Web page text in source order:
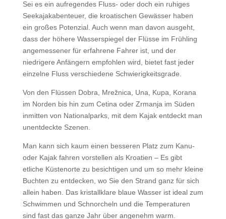
Sei es ein aufregendes Fluss- oder doch ein ruhiges
Seekajakabenteuer, die kroatischen Gewässer haben
ein großes Potenzial. Auch wenn man davon ausgeht,
dass der höhere Wasserspiegel der Flüsse im Frühling
angemessener für erfahrene Fahrer ist, und der
niedrigere Anfängern empfohlen wird, bietet fast jeder
einzelne Fluss verschiedene Schwierigkeitsgrade.
Von den Flüssen Dobra, Mrežnica, Una, Kupa, Korana
im Norden bis hin zum Cetina oder Zrmanja im Süden
inmitten von Nationalparks, mit dem Kajak entdeckt man
unentdeckte Szenen.
Man kann sich kaum einen besseren Platz zum Kanu-
oder Kajak fahren vorstellen als Kroatien – Es gibt
etliche Küstenorte zu besichtigen und um so mehr kleine
Buchten zu entdecken, wo Sie den Strand ganz für sich
allein haben. Das kristallklare blaue Wasser ist ideal zum
Schwimmen und Schnorcheln und die Temperaturen
sind fast das ganze Jahr über angenehm warm.